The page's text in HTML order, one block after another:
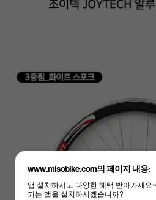
www.misobike.com의 페이지 내용:
앱 설치하시고 다양한 혜택 받아가세요
되는 앱을 설치하시겠습니까?